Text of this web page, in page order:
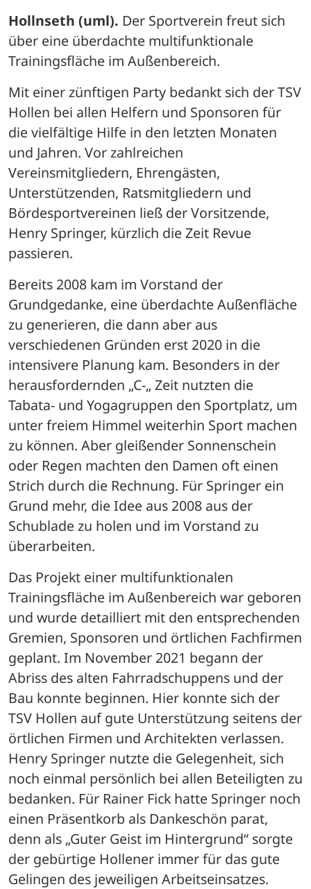
Hollnseth (uml). Der Sportverein freut sich
über eine überdachte multifunktionale
Trainingsfläche im Außenbereich.
Mit einer zünftigen Party bedankt sich der TSV
Hollen bei allen Helfern und Sponsoren für
die vielfältige Hilfe in den letzten Monaten
und Jahren. Vor zahlreichen
Vereinsmitgliedern, Ehrengästen,
Unterstützenden, Ratsmitgliedern und
Bördesportvereinen ließ der Vorsitzende,
Henry Springer, kürzlich die Zeit Revue
passieren.
Bereits 2008 kam im Vorstand der
Grundgedanke, eine überdachte Außenfläche
zu generieren, die dann aber aus
verschiedenen Gründen erst 2020 in die
intensivere Planung kam. Besonders in der
herausfordernden „C-„ Zeit nutzten die
Tabata- und Yogagruppen den Sportplatz, um
unter freiem Himmel weiterhin Sport machen
zu können. Aber gleißender Sonnenschein
oder Regen machten den Damen oft einen
Strich durch die Rechnung. Für Springer ein
Grund mehr, die Idee aus 2008 aus der
Schublade zu holen und im Vorstand zu
überarbeiten.
Das Projekt einer multifunktionalen
Trainingsfläche im Außenbereich war geboren
und wurde detailliert mit den entsprechenden
Gremien, Sponsoren und örtlichen Fachfirmen
geplant. Im November 2021 begann der
Abriss des alten Fahrradschuppens und der
Bau konnte beginnen. Hier konnte sich der
TSV Hollen auf gute Unterstützung seitens der
örtlichen Firmen und Architekten verlassen.
Henry Springer nutzte die Gelegenheit, sich
noch einmal persönlich bei allen Beteiligten zu
bedanken. Für Rainer Fick hatte Springer noch
einen Präsentkorb als Dankeschön parat,
denn als „Guter Geist im Hintergrund“ sorgte
der gebürtige Hollener immer für das gute
Gelingen des jeweiligen Arbeitseinsatzes.